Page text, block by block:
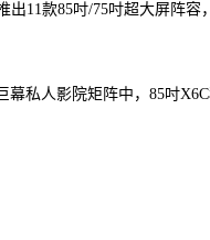
出11款85吋/75吋超大屏阵
幕私人影院矩阵中，85吋